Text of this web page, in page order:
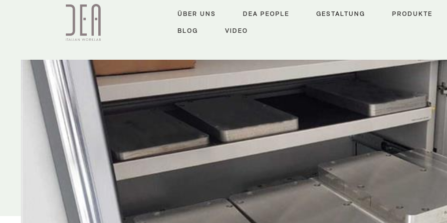
ÜBER UNS DEA PEOPLE GESTALTUNG PRODUKTE
BLOG VIDEO